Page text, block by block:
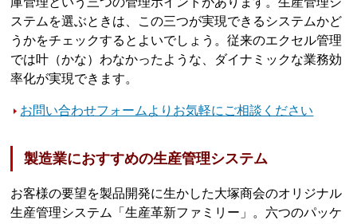
ステムを選ぶときは、この三つが実現できるシステムかど
うかをチェックするとよいでしょう。従来のエクセル管理
では叶（かな）わなかったような、ダイナミックな業務効
率化が実現できます。
お問い合わせフォームよりお気軽にご相談ください
製造業におすすめの生産管理システム
お客様の要望を製品開発に生かした大塚商会のオリジナル
生産管理システム「生産革新ファミリー」。六つのパッケ